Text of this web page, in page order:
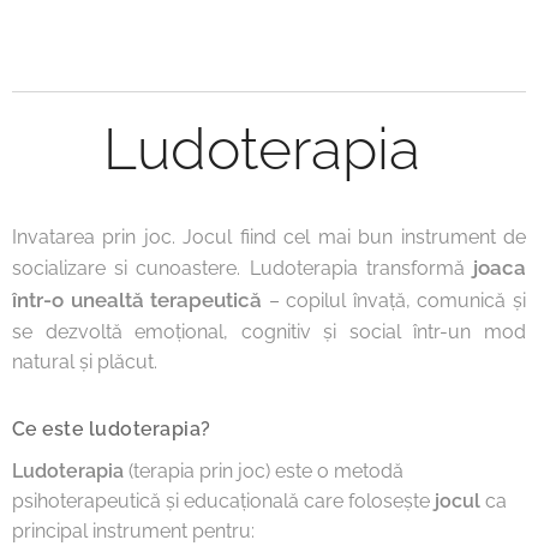
Ludoterapia
Invatarea prin joc. Jocul fiind cel mai bun instrument de
socializare si cunoastere. Ludoterapia transformă joaca
într-o unealtă terapeutică – copilul învață, comunică și
se dezvoltă emoțional, cognitiv și social într-un mod
natural și plăcut.
Ce este ludoterapia?
Ludoterapia (terapia prin joc) este o metodă
psihoterapeutică și educațională care folosește jocul ca
principal instrument pentru: